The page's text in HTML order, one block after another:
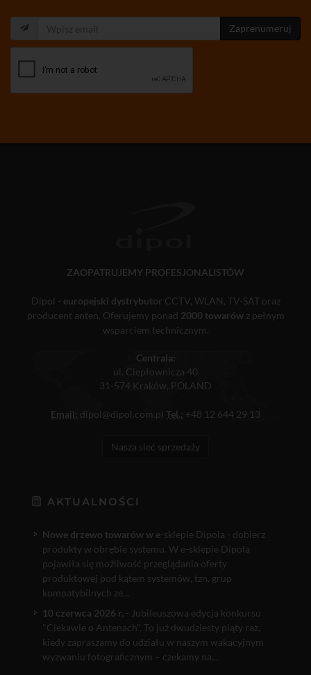
Zaprenumeruj
ZAOPATRUJEMY PROFESJONALISTÓW
Dipol - europejski dystrybutor CCTV, WLAN, TV-SAT oraz
producent anten. Oferujemy ponad 2000 towarówz pełnym
wsparciem technicznym.
Centrala:
ul. Ciepłownicza 40
31-574 Kraków, POLAND
Email: dipol@dipol.com.pl Tel.: +48 12 644 29 13
Nasza sieć sprzedaży
AKTUALNOŚCI
Nowe drzewo towarów w e-sklepie Dipola - dobierz
produkty w obrębie systemu. W e-sklepie Dipola
pojawiła się możliwość przeglądania oferty
produktowej pod kątem systemów, tzn. grup
kompatybilnych ze...
10 czerwca 2026 r. - Jubileuszowa edycja konkursu
"Ciekawie o Antenach". To już dwudziesty piąty raz,
kiedy zapraszamy do udziału w naszym wakacyjnym
wyzwaniu fotograficznym – czekamy na...